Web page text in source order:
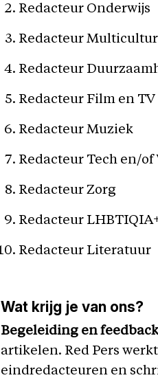
Redacteur Onderwijs
Redacteur
Redacteur
Redacteur Film en TV
Redacteur Muziek
Redacteur Tech en/of
Redacteur Zorg
Redacteur
Redacteur Literatuur
Wat krijg je van ons?
Begeleiding en feedback
artikelen. Red Pers
eindredacteuren en